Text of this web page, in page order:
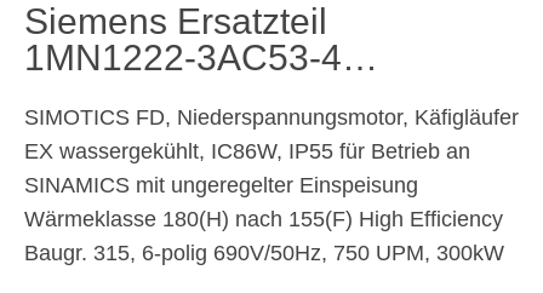
Siemens Ersatzteil
1MN1222-3AC53-4…
SIMOTICS FD, Niederspannungsmotor, Käfigläufer
EX wassergekühlt, IC86W, IP55 für Betrieb an
SINAMICS mit ungeregelter Einspeisung
Wärmeklasse 180(H) nach 155(F) High Efficiency
Baugr. 315, 6-polig 690V/50Hz, 750 UPM, 300kW